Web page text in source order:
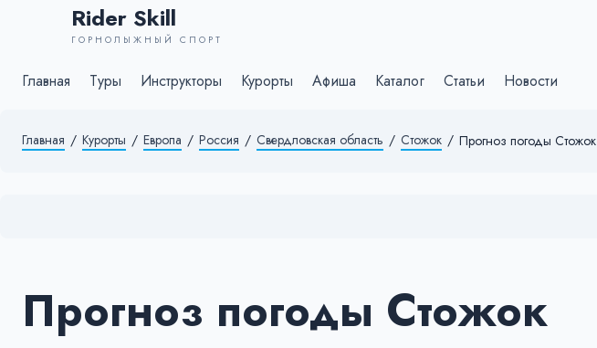
Rider Skill
ГОРНОЛЫЖНЫЙ СПОРТ
Главная Туры Инструкторы Курорты Афиша Каталог Статьи Новости
Главная / Курорты / Европа / Россия / Свердловская область / Стожок / Прогноз погоды Стожок
Прогноз погоды Стожок